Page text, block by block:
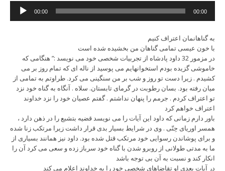
Audio
Player
00:00 00:00
به گناهانمان اعتراف کنیم
با خون عیسی تمامی گناهان من بخشیده شده است
در مزمور 32 داود پادشاه از تجربیات شخصی خود می نویسد :” هنگامی که
خاموشی گزیده بودم استخوانهایم می پوسید از ناله ای که تمام روز بر می
کشیدم . زیرا دست تو روز و شب بر من سنگینی می کرد. طراوتم به تمامی از
میان رفته بود. بسان رطوبت در گرمای تابستان. سلاه . آنگاه به گناه خود نزد
تو اعتراف کردم . جرمم را پنهان نداشتم . گفتم عصیان خود را نزد خداوند
اعتراف خواهم کرد
باور دارم زمانی که داود این آیات را می نویسد قضیه بتشبع را در ذهن دارد ،
همسر اوریای حِتّی . وی در شرایط بسیار بدی قرار داشت زیرا مرتکب زنا شده
و برای پوشاندن رسوایی خود مرتکب قتل شده بود. داود نیز همانند بسیاری از
ما به مدتی طولانی از روبرو شدن با گناه خود سرباز زده و سعی می کرد آن را
انکار کند و نسبت به آن بی توجه باشد
در آیات بعدی او تقاضاهای شخصی خود را به خداوند اعلام می کند